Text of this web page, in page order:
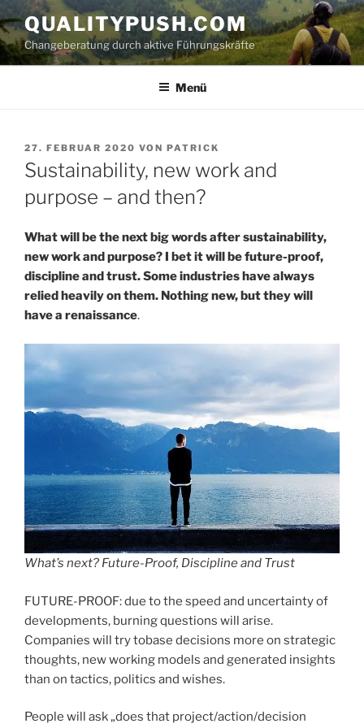
Zum
Inhalt
springen
QUALITYPUSH.COM
Changeberatung durch aktive Führungskräfte
Menü
VERÖFFENTLICHT
AM
27. FEBRUAR 2020 VON PATRICK
Sustainability, new work and
purpose – and then?
What will be the next big words after sustainability,
new work and purpose? I bet it will be future-proof,
discipline and trust. Some industries have always
relied heavily on them. Nothing new, but they will
have a renaissance.
What’s next? Future-Proof, Discipline and Trust
FUTURE-PROOF: due to the speed and uncertainty of
developments, burning questions will arise.
Companies will try tobase decisions more on strategic
thoughts, new working models and generated insights
than on tactics, politics and wishes.
People will ask „does that project/action/decision